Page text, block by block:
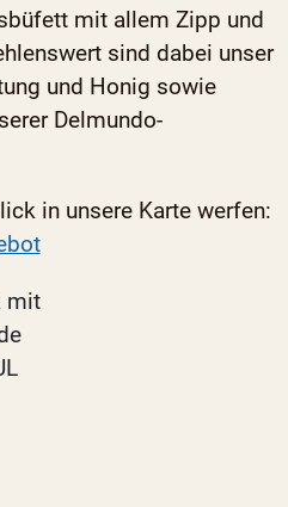
mit allem Zipp und
sind dabei unser
und Honig sowie
Delmundo-
in unsere Karte werfen: